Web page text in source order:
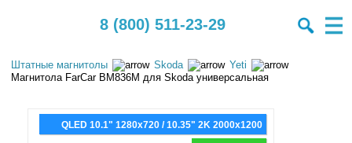
8 (800) 511-23-29
Штатные магнитолы Skoda
Yeti
Магнитола FarCar BM836M для Skoda универсальная
QLED 10.1" 1280x720 / 10.35" 2K 2000x1200